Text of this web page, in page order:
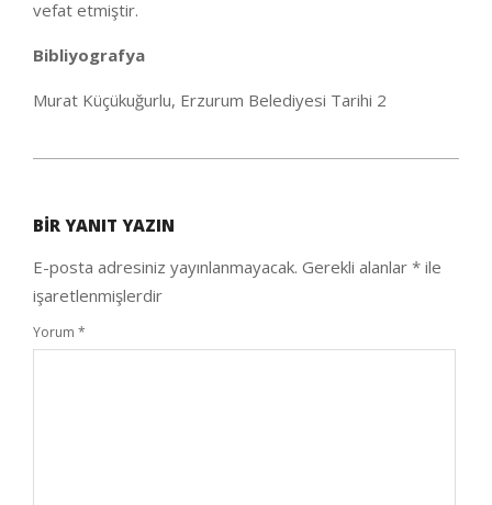
vefat etmiştir.
Bibliyografya
Murat Küçükuğurlu, Erzurum Belediyesi Tarihi 2
25
BIR YANIT YAZIN
E-posta adresiniz yayınlanmayacak. Gerekli alanlar * ile
işaretlenmişlerdir
Yorum *